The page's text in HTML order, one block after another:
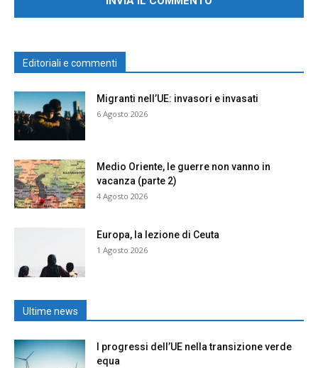
Editoriali e commenti
Migranti nell’UE: invasori e invasati
6 Agosto 2026
Medio Oriente, le guerre non vanno in
vacanza (parte 2)
4 Agosto 2026
Europa, la lezione di Ceuta
1 Agosto 2026
Ultime news
I progressi dell’UE nella transizione verde
equa